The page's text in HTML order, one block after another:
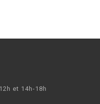
et 14h-18h